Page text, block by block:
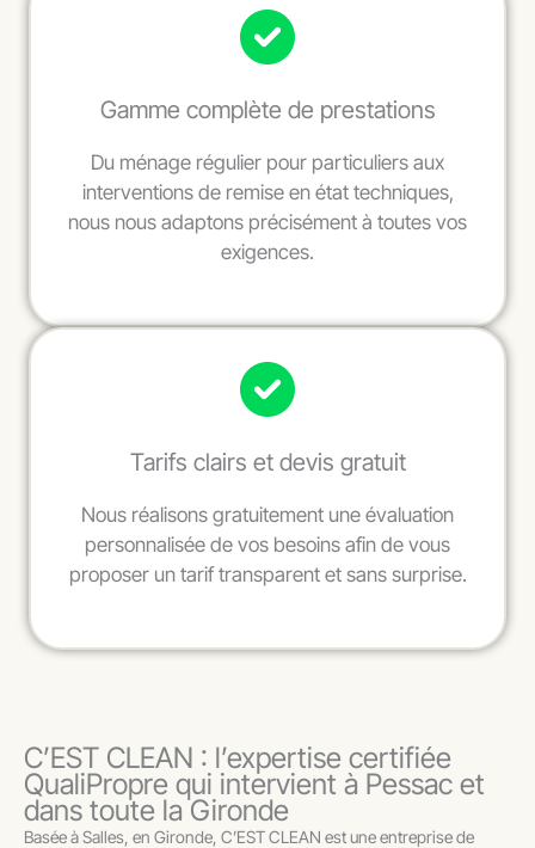
Gamme complète de prestations
Du ménage régulier pour particuliers aux
interventions de remise en état techniques,
nous nous adaptons précisément à toutes vos
exigences.
Tarifs clairs et devis gratuit
Nous réalisons gratuitement une évaluation
personnalisée de vos besoins afin de vous
proposer un tarif transparent et sans surprise.
C’EST CLEAN : l’expertise certifiée
QualiPropre qui intervient à Pessac et
dans toute la Gironde
Basée à Salles, en Gironde, C’EST CLEAN est une entreprise de